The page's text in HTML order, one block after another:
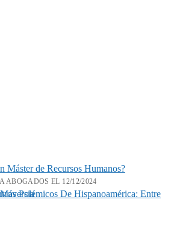
Máster de Recursos Humanos?
ABOGADOS EL 12/12/2024
Justicia Y La Controversia